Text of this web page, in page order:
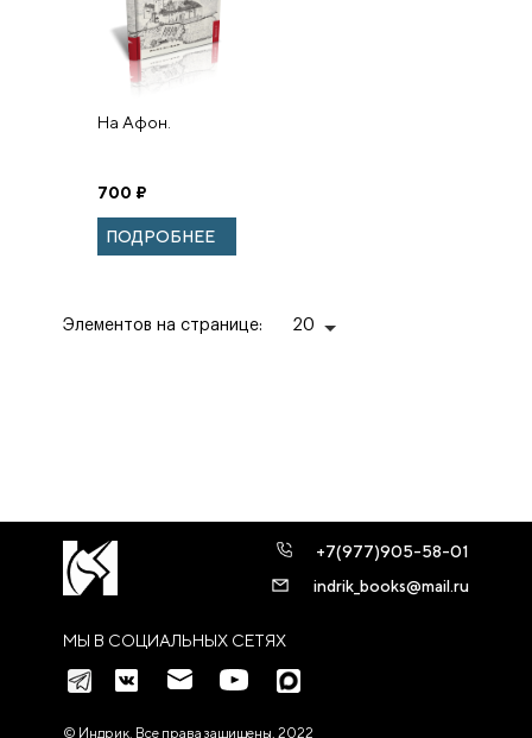
На Афон.
700 ₽
ПОДРОБНЕЕ
Элементов на странице: 20
МЫ В СОЦИАЛЬНЫХ СЕТЯХ
+7(977)905-58-01
indrik_books@mail.ru
© Индрик. Все права защищены, 2022